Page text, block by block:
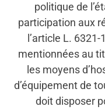
politique de
participation aux
l’article L.
mentionnées au
les moyens
d’équipement de
doit disposer